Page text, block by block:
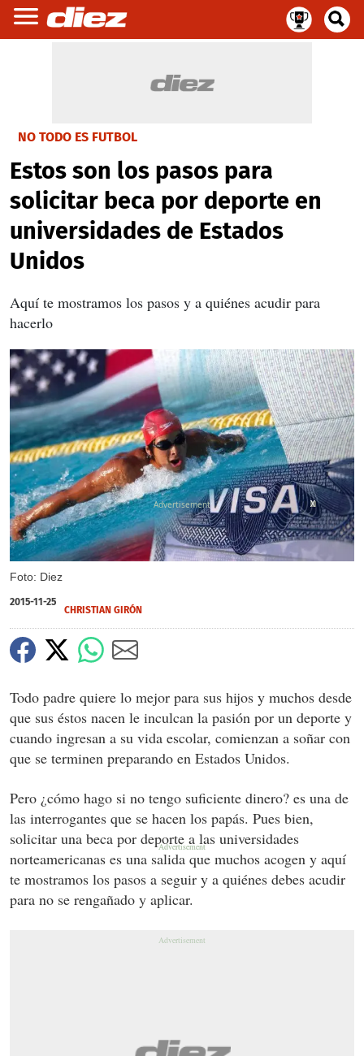
NO TODO ES FUTBOL
Estos son los pasos para
solicitar beca por deporte en
universidades de Estados
Unidos
Aquí te mostramos los pasos y a quiénes acudir para
hacerlo
Foto: Diez
X
X
X
2015-11-25
CHRISTIAN GIRÓN
Todo padre quiere lo mejor para sus hijos y muchos desde
que sus éstos nacen le inculcan la pasión por un deporte y
cuando ingresan a su vida escolar, comienzan a soñar con
que se terminen preparando en Estados Unidos.
Pero ¿cómo hago si no tengo suficiente dinero? es una de
las interrogantes que se hacen los papás. Pues bien,
solicitar una beca por deporte a las universidades
norteamericanas es una salida que muchos acogen y aquí
te mostramos los pasos a seguir y a quiénes debes acudir
para no se rengañado y aplicar.